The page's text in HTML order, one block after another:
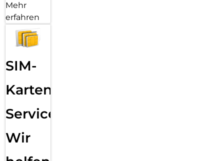
Mehr
erfahren
SIM-
Karten
Service:
Wir